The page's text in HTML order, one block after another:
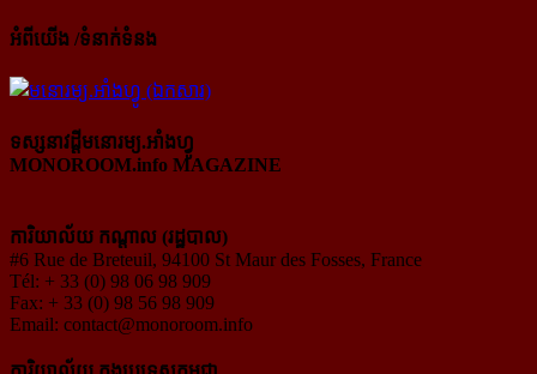
អំពីយើង /ទំនាក់ទំនង
ទស្សនាវដ្ដីមនោរម្យ.អាំងហ្វូ
MONOROOM.info MAGAZINE
ការិយាល័យ កណ្ដាល (រដ្ឋបាល)
#6 Rue de Breteuil, 94100 St Maur des Fosses, France
Tél: + 33 (0) 98 06 98 909
Fax: + 33 (0) 98 56 98 909
Email: contact@monoroom.info